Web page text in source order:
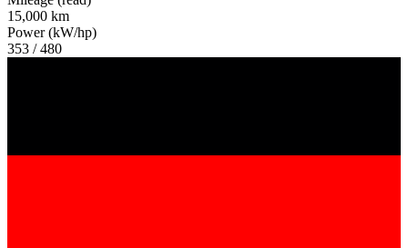
15,000 km
Power (kW/hp)
353 / 480